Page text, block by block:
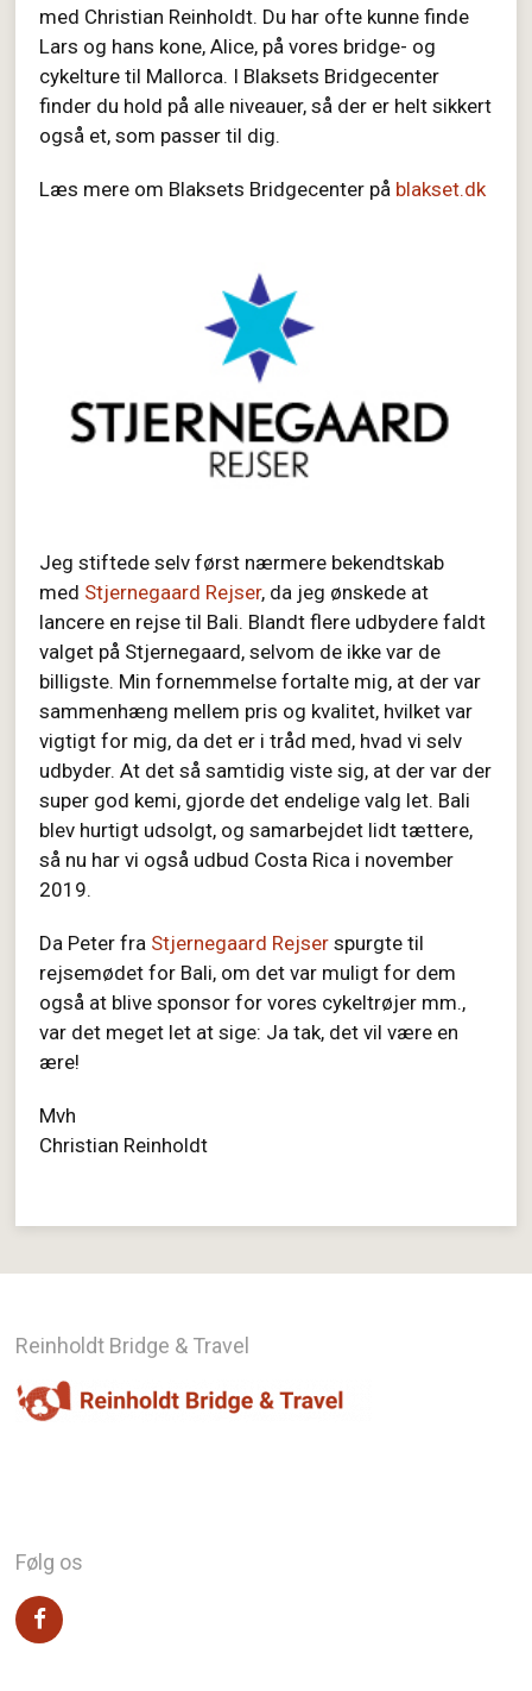
med Christian Reinholdt. Du har ofte kunne finde
Lars og hans kone, Alice, på vores bridge- og
cykelture til Mallorca. I Blaksets Bridgecenter
finder du hold på alle niveauer, så der er helt sikkert
også et, som passer til dig.
Læs mere om Blaksets Bridgecenter på blakset.dk
Jeg stiftede selv først nærmere bekendtskab
med Stjernegaard Rejser, da jeg ønskede at
lancere en rejse til Bali. Blandt flere udbydere faldt
valget på Stjernegaard, selvom de ikke var de
billigste. Min fornemmelse fortalte mig, at der var
sammenhæng mellem pris og kvalitet, hvilket var
vigtigt for mig, da det er i tråd med, hvad vi selv
udbyder. At det så samtidig viste sig, at der var der
super god kemi, gjorde det endelige valg let. Bali
blev hurtigt udsolgt, og samarbejdet lidt tættere,
så nu har vi også udbud Costa Rica i november
2019.
Da Peter fra Stjernegaard Rejser spurgte til
rejsemødet for Bali, om det var muligt for dem
også at blive sponsor for vores cykeltrøjer mm.,
var det meget let at sige: Ja tak, det vil være en
ære!
Mvh
Christian Reinholdt
Reinholdt Bridge & Travel
Følg os